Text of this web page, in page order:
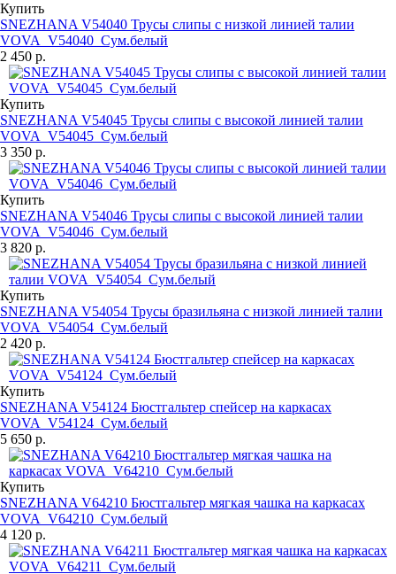
Купить
SNEZHANA V54040 Трусы слипы с низкой линией талии
VOVA_V54040_Сум.белый
2 450 р.
Купить
SNEZHANA V54045 Трусы слипы с высокой линией талии
VOVA_V54045_Сум.белый
3 350 р.
Купить
SNEZHANA V54046 Трусы слипы с высокой линией талии
VOVA_V54046_Сум.белый
3 820 р.
Купить
SNEZHANA V54054 Трусы бразильяна с низкой линией талии
VOVA_V54054_Сум.белый
2 420 р.
Купить
SNEZHANA V54124 Бюстгальтер спейсер на каркасах
VOVA_V54124_Сум.белый
5 650 р.
Купить
SNEZHANA V64210 Бюстгальтер мягкая чашка на каркасах
VOVA_V64210_Сум.белый
4 120 р.